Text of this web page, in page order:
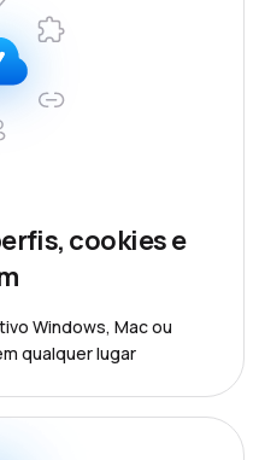
cookies e
Windows, Mac ou
qualquer lugar